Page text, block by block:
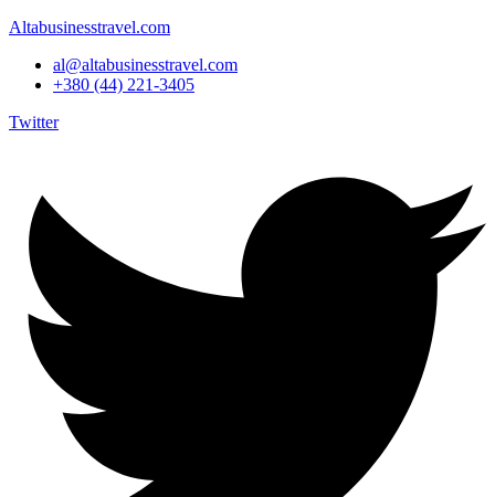
Altabusinesstravel.com
al@altabusinesstravel.com
+380 (44) 221-3405
Twitter